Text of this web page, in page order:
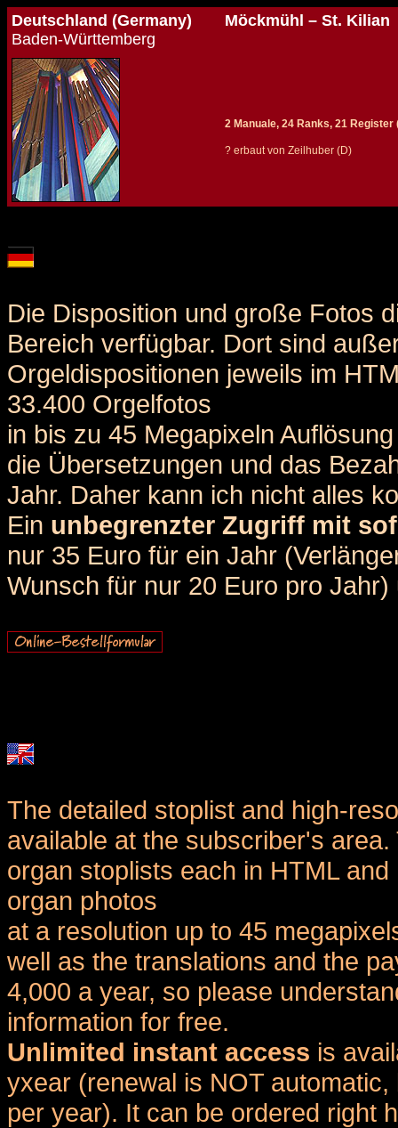
Deutschland (Germany)
Baden-Württemberg
Möckmühl – St. Kilian
2 Manuale, 24 Ranks, 21 Register
? erbaut von Zeilhuber (D)
Die Disposition und große Fotos
Bereich verfügbar. Dort sind
Orgeldispositionen jeweils im
33.400 Orgelfotos
in bis zu 45 Megapixeln
die Übersetzungen und das
Jahr. Daher kann ich nicht alles
Ein unbegrenzter Zugriff mit
nur 35 Euro für ein Jahr
Wunsch für nur 20 Euro pro
The detailed stoplist and high-
available at the subscriber's
organ stoplists each in HTML
organ photos
at a resolution up to 45
well as the translations and the
4,000 a year, so please
information for free.
Unlimited instant access is
yxear (renewal is NOT
per year). It can be ordered right